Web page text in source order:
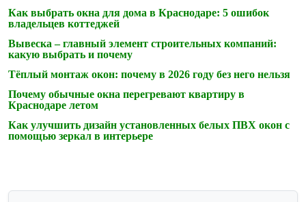
Как выбрать окна для дома в Краснодаре: 5 ошибок
владельцев коттеджей
Вывеска – главный элемент строительных компаний:
какую выбрать и почему
Тёплый монтаж окон: почему в 2026 году без него нельзя
Почему обычные окна перегревают квартиру в
Краснодаре летом
Как улучшить дизайн установленных белых ПВХ окон с
помощью зеркал в интерьере